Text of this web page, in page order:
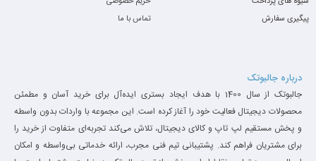
پیگیری سفارش
تماس با ما
درباره جالبوتک
جالبوتک از سال 1400 با هدف ایجاد بستری ایده‌آل برای خرید آسان و مطمئن
محصولات دیجیتال فعالیت خود را آغاز کرده است. این مجموعه با واردات بدون واسطه
و پخش مستقیم لپ تاپ و کالای دیجیتال، تلاش می‌کند تجربه‌ای متفاوت از خرید را
برای مشتریان فراهم کند. پشتیبانی تیم فنی مجرب، ارائه خدماتی بی‌واسطه و امکان